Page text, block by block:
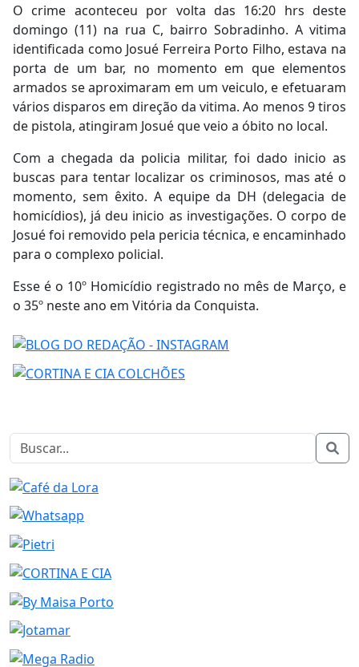
O crime aconteceu por volta das 16:20 hrs deste
domingo (11) na rua C, bairro Sobradinho. A vitima
identificada como Josué Ferreira Porto Filho, estava na
porta de um bar, no momento em que elementos
armados se aproximaram em um veiculo, e efetuaram
vários disparos em direção da vitima. Ao menos 9 tiros
de pistola, atingiram Josué que veio a óbito no local.
Com a chegada da policia militar, foi dado inicio as
buscas para tentar localizar os criminosos, mas até o
momento, sem êxito. A equipe da DH (delegacia de
homicídios), já deu inicio as investigações. O corpo de
Josué foi removido pela pericia técnica, e encaminhado
para o complexo policial.
Esse é o 10º Homicídio registrado no mês de Março, e
o 35º neste ano em Vitória da Conquista.